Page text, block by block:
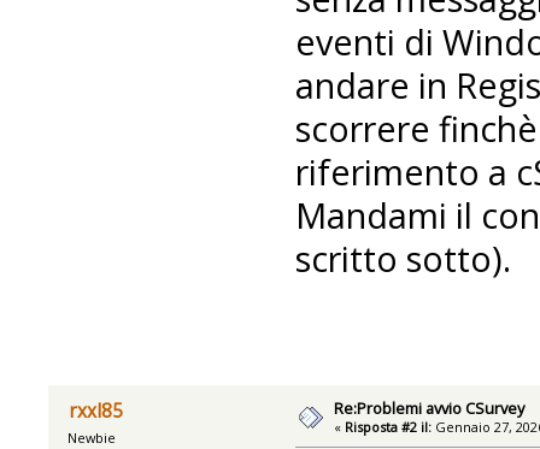
eventi di
andare in
scorrere
riferimento a
Mandami il
scritto sotto).
rxxl85
Newbie
Re:Problemi avvio CSurvey
« Risposta #2 il: Gennaio 27,